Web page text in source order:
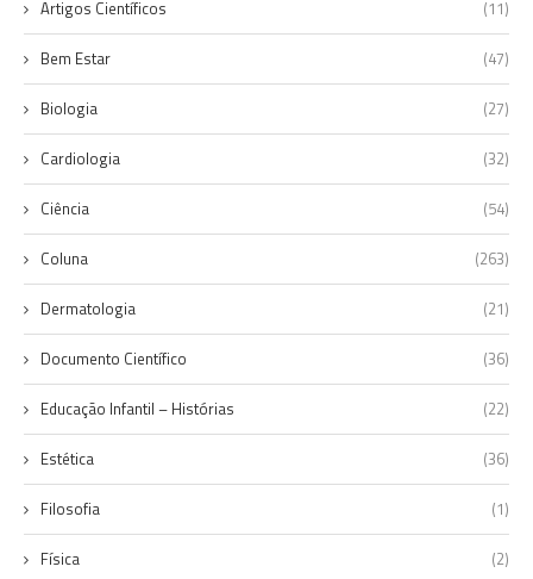
Artigos Científicos (11)
Bem Estar (47)
Biologia (27)
Cardiologia (32)
Ciência (54)
Coluna (263)
Dermatologia (21)
Documento Científico (36)
Educação Infantil – Histórias (22)
Estética (36)
Filosofia (1)
Física (2)